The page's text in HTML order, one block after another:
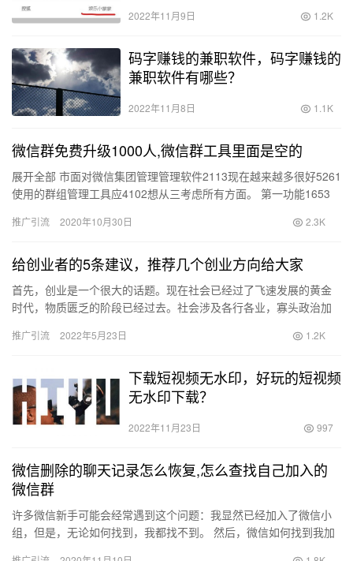
2022年11月9日 1.2K
码字赚钱的兼职软件，码字赚钱的
兼职软件有哪些？
2022年11月8日 1.1K
微信群免费升级1000人,微信群工具里面是空的
展开全部 市面对微信集团管理管理软件2113现在越来越多很好5261
使用的群组管理工具应4102想从三考虑所有方面。 第一功能1653
推广引流 2020年10月30日 2.3K
给创业者的5条建议，推荐几个创业方向给大家
首先，创业是一个很大的话题。现在社会已经过了飞速发展的黄金
时代，物质匮乏的阶段已经过去。社会涉及各行各业，寡头政治加
会，而…
推广引流 2022年5月23日 1.2K
下载短视频无水印，好玩的短视频
无水印下载？
2022年11月23日 997
微信删除的聊天记录怎么恢复,怎么查找自己加入的
微信群
许多微信新手可能会经常遇到这个问题：我显然已经加入了微信小
组，但是，无论如何找到，我都找不到。 然后，微信如何找到我加